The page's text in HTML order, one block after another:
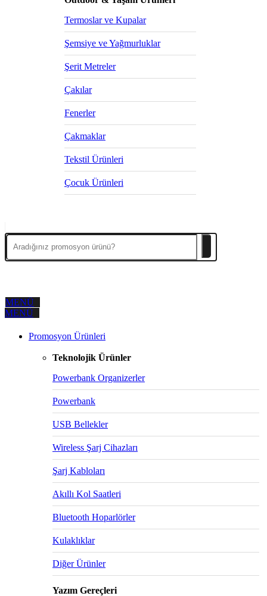
Termoslar ve Kupalar
Şemsiye ve Yağmurluklar
Şerit Metreler
Çakılar
Fenerler
Çakmaklar
Tekstil Ürünleri
Çocuk Ürünleri
Promosyon Ürünleri
Teknolojik Ürünler
Powerbank Organizerler
Powerbank
USB Bellekler
Wireless Şarj Cihazları
Şarj Kabloları
Akıllı Kol Saatleri
Bluetooth Hoparlörler
Kulaklıklar
Diğer Ürünler
Yazım Gereçleri